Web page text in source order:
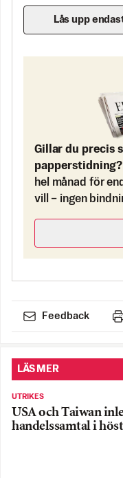
Lås upp
Gillar du precis
papperstidning?
hel månad för
vill – ingen
Feedback
LÄS MER
UTRIKES
USA och Taiwan
handelssamtal i höst